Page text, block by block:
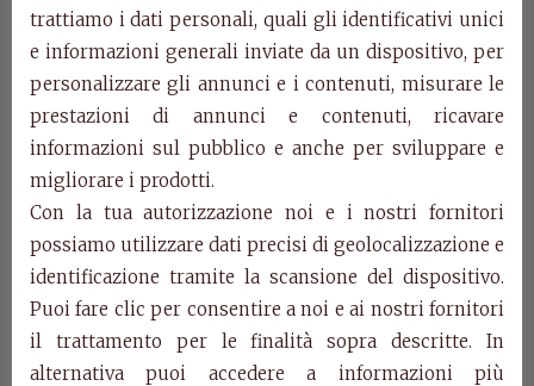
Art. 626/T – Dresser
Marco Polo
Art. 626/T
cm. l.85 w.42 h.128
Categories:Marco Polo Collection,Products
trattiamo i dati personali, quali gli identificativi unici
e informazioni generali inviate da un dispositivo, per
personalizzare gli annunci e i contenuti, misurare le
prestazioni di annunci e contenuti, ricavare
informazioni sul pubblico e anche per sviluppare e
migliorare i prodotti.
Con la tua autorizzazione noi e i nostri fornitori
possiamo utilizzare dati precisi di geolocalizzazione e
identificazione tramite la scansione del dispositivo.
Puoi fare clic per consentire a noi e ai nostri fornitori
il trattamento per le finalità sopra descritte. In
alternativa puoi accedere a informazioni più